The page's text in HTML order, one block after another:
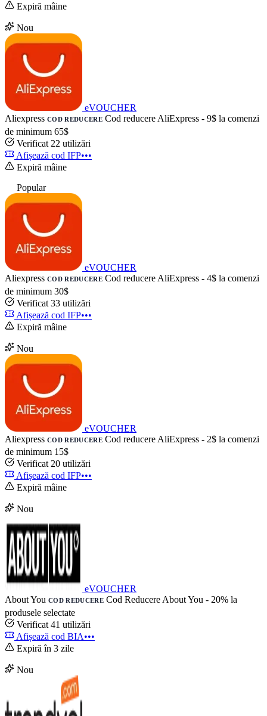
Expiră mâine
Nou
eVOUCHER
Aliexpress COD REDUCERE Cod reducere AliExpress - 9$ la comenzi
de minimum 65$
Verificat 22 utilizări
Afișează cod IFP•••
Expiră mâine
Popular
eVOUCHER
Aliexpress COD REDUCERE Cod reducere AliExpress - 4$ la comenzi
de minimum 30$
Verificat 33 utilizări
Afișează cod IFP•••
Expiră mâine
Nou
eVOUCHER
Aliexpress COD REDUCERE Cod reducere AliExpress - 2$ la comenzi
de minimum 15$
Verificat 20 utilizări
Afișează cod IFP•••
Expiră mâine
Nou
eVOUCHER
About You COD REDUCERE Cod Reducere About You - 20% la
produsele selectate
Verificat 41 utilizări
Afișează cod BIA•••
Expiră în 3 zile
Nou